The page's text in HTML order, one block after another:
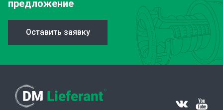
предложение
Оставить заявку